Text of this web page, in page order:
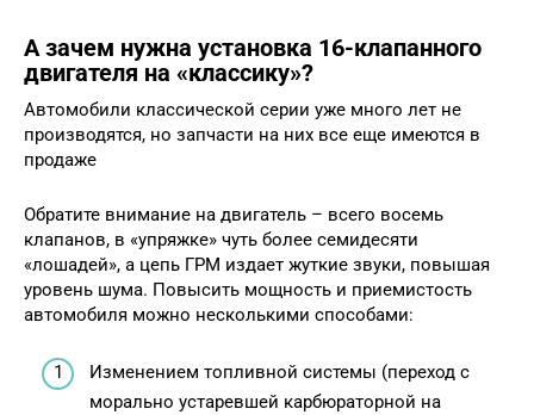
А зачем нужна установка 16-клапанного
двигателя на «классику»?
Автомобили классической серии уже много лет не
производятся, но запчасти на них все еще имеются в
продаже
Обратите внимание на двигатель – всего восемь
клапанов, в «упряжке» чуть более семидесяти
«лошадей», а цепь ГРМ издает жуткие звуки, повышая
уровень шума. Повысить мощность и приемистость
автомобиля можно несколькими способами:
Изменением топливной системы (переход с
морально устаревшей карбюраторной на